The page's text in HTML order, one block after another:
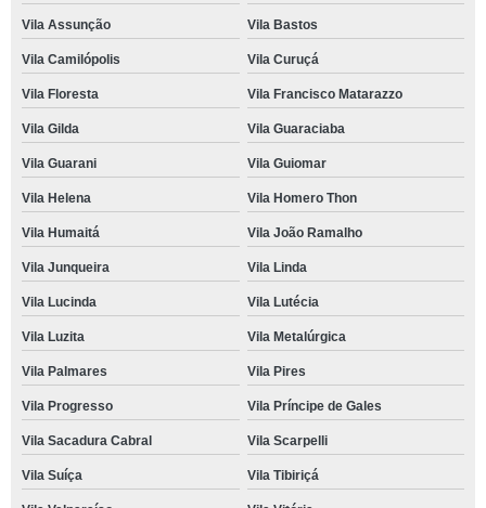
Vila Assunção Vila Bastos
Vila Camilópolis Vila Curuçá
Vila Floresta Vila Francisco Matarazzo
Vila Gilda Vila Guaraciaba
Vila Guarani Vila Guiomar
Vila Helena Vila Homero Thon
Vila Humaitá Vila João Ramalho
Vila Junqueira Vila Linda
Vila Lucinda Vila Lutécia
Vila Luzita Vila Metalúrgica
Vila Palmares Vila Pires
Vila Progresso Vila Príncipe de Gales
Vila Sacadura Cabral Vila Scarpelli
Vila Suíça Vila Tibiriçá